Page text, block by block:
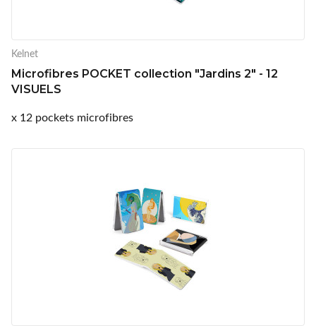
Kelnet
Microfibres POCKET collection "Jardins 2" - 12
VISUELS
x 12 pockets microfibres